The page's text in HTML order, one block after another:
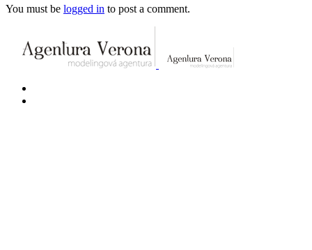
You must be logged in to post a comment.